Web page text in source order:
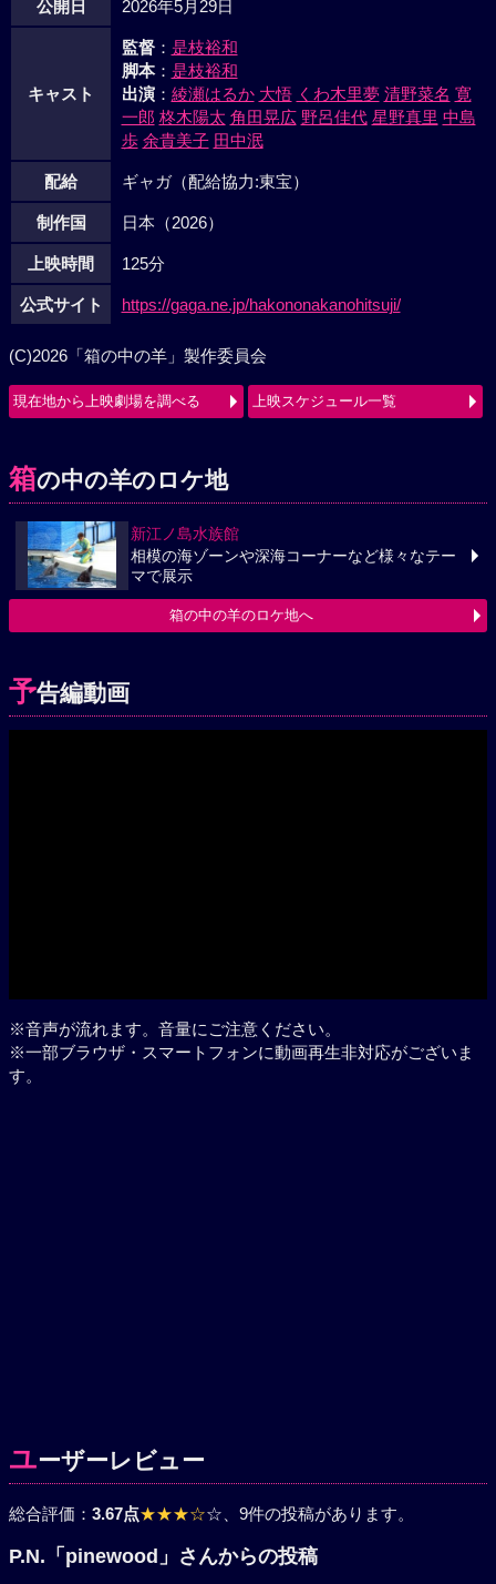
公開日 2026年5月29日
キャスト
監督：是枝裕和
脚本：是枝裕和
出演：綾瀬はるか 大悟 くわ木里夢 清野菜名 寛
一郎 柊木陽太 角田晃広 野呂佳代 星野真里 中島
歩 余貴美子 田中泯
配給 ギャガ（配給協力:東宝）
制作国 日本（2026）
上映時間 125分
公式サイト https://gaga.ne.jp/hakononakanohitsuji/
(C)2026「箱の中の羊」製作委員会
現在地から上映劇場を調べる 上映スケジュール一覧
箱の中の羊のロケ地
新江ノ島水族館
相模の海ゾーンや深海コーナーなど様々なテー
マで展示
箱の中の羊のロケ地へ
予告編動画
※音声が流れます。音量にご注意ください。
※一部ブラウザ・スマートフォンに動画再生非対応がございま
す。
ユーザーレビュー
総合評価： 3.67点★★★☆☆、9件の投稿があります。